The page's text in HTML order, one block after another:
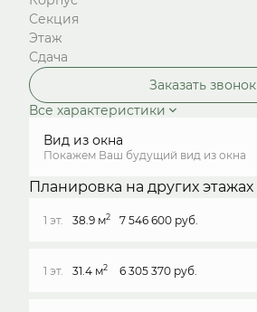
Секция
Этаж
Сдача
Заказать звонок
Все характеристики
Вид из окна
Покажем Ваш будущий вид из окна
Планировка на других этажах
1 эт. 38.9 м2 7 546 600 руб.
1 эт. 31.4 м2 6 305 370 руб.